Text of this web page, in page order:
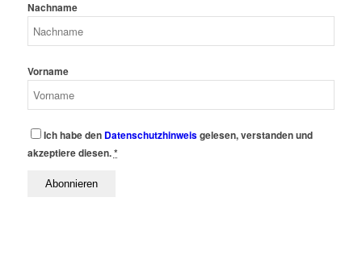
Nachname
Vorname
Ich habe den Datenschutzhinweisgelesen, verstanden und
akzeptiere diesen.*